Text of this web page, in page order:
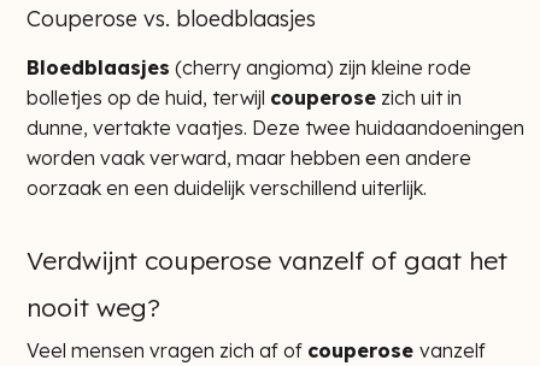
Couperose vs. bloedblaasjes
Bloedblaasjes (cherry angioma) zijn kleine rode
bolletjes op de huid, terwijl couperose zich uit in
dunne, vertakte vaatjes. Deze twee huidaandoeningen
worden vaak verward, maar hebben een andere
oorzaak en een duidelijk verschillend uiterlijk.
Verdwijnt couperose vanzelf of gaat het
nooit weg?
Veel mensen vragen zich af of couperose vanzelf